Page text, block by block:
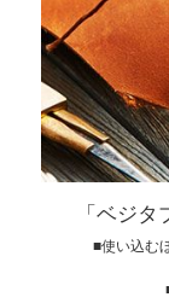
「ベジ
■使い込む